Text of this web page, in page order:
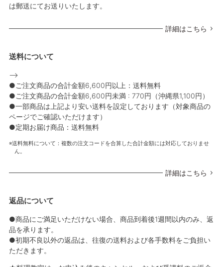
は郵送にてお送りいたします。
詳細はこちら
送料について
-->
●ご注文商品の合計金額6,600円以上：送料無料
●ご注文商品の合計金額6,600円未満 : 770円（沖縄県1,100円）
●一部商品は上記より安い送料を設定しております（対象商品の
ページでご確認いただけます）
●定期お届け商品：送料無料
送料無料について：複数の注文コードを合算した合計金額には対応しておりませ
ん。
詳細はこちら
返品について
●商品にご満足いただけない場合、商品到着後1週間以内のみ、返
品を承ります。
●初期不良以外の返品は、往復の送料および各手数料をご負担い
ただきます。